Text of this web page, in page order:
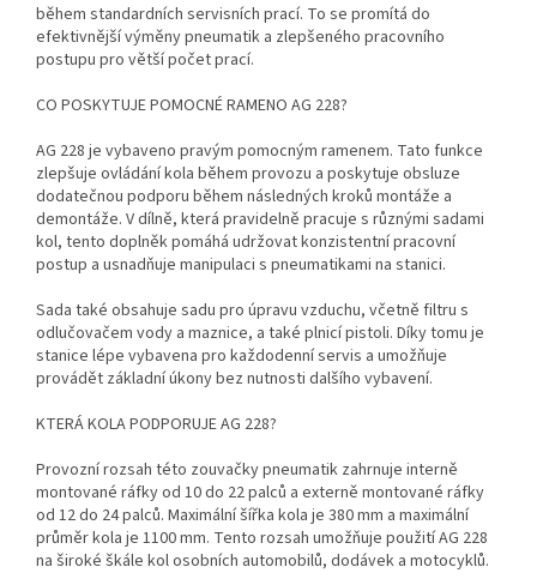
během standardních servisních prací. To se promítá do
efektivnější výměny pneumatik a zlepšeného pracovního
postupu pro větší počet prací.
CO POSKYTUJE POMOCNÉ RAMENO AG 228?
AG 228 je vybaveno pravým pomocným ramenem. Tato funkce
zlepšuje ovládání kola během provozu a poskytuje obsluze
dodatečnou podporu během následných kroků montáže a
demontáže. V dílně, která pravidelně pracuje s různými sadami
kol, tento doplněk pomáhá udržovat konzistentní pracovní
postup a usnadňuje manipulaci s pneumatikami na stanici.
Sada také obsahuje sadu pro úpravu vzduchu, včetně filtru s
odlučovačem vody a maznice, a také plnicí pistoli. Díky tomu je
stanice lépe vybavena pro každodenní servis a umožňuje
provádět základní úkony bez nutnosti dalšího vybavení.
KTERÁ KOLA PODPORUJE AG 228?
Provozní rozsah této zouvačky pneumatik zahrnuje interně
montované ráfky od 10 do 22 palců a externě montované ráfky
od 12 do 24 palců. Maximální šířka kola je 380 mm a maximální
průměr kola je 1100 mm. Tento rozsah umožňuje použití AG 228
na široké škále kol osobních automobilů, dodávek a motocyklů.